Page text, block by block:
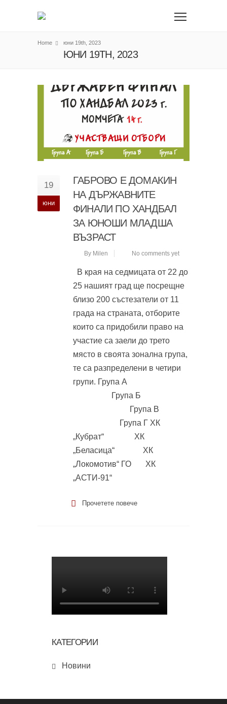
Home юни 19th, 2023
ЮНИ 19TH, 2023
19
юни
ГАБРОВО Е ДОМАКИН
НА ДЪРЖАВНИТЕ
ФИНАЛИ ПО ХАНДБАЛ
ЗА ЮНОШИ МЛАДША
ВЪЗРАСТ
By Milen No comments yet
В края на седмицата от 22 до
25 нашият град ще посрещне
близо 200 състезатели от 11
града на страната, отборите
които са придобили право на
участие са заели до трето
място в своята зонална група,
те са разпределени в четири
групи. Група А
Група Б
Група В
Група Г ХК
„Кубрат“ ХК
„Беласица“ ХК
„Локомотив“ ГО ХК
„АСТИ-91“
Прочетете повече
КАТЕГОРИИ
Новини